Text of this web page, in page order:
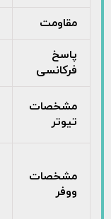
مقاومت
پاسخ
فرکانسی
مشخصات
تیوتر
مشخصات
ووفر